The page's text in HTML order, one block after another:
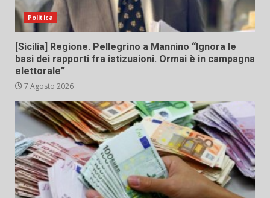
Politica
[Sicilia] Regione. Pellegrino a Mannino “Ignora le
basi dei rapporti fra istizuaioni. Ormai è in campagna
elettorale”
7 Agosto 2026